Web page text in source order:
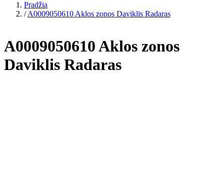
Pradžia
/ A0009050610 Aklos zonos Daviklis Radaras
A0009050610 Aklos zonos
Daviklis Radaras